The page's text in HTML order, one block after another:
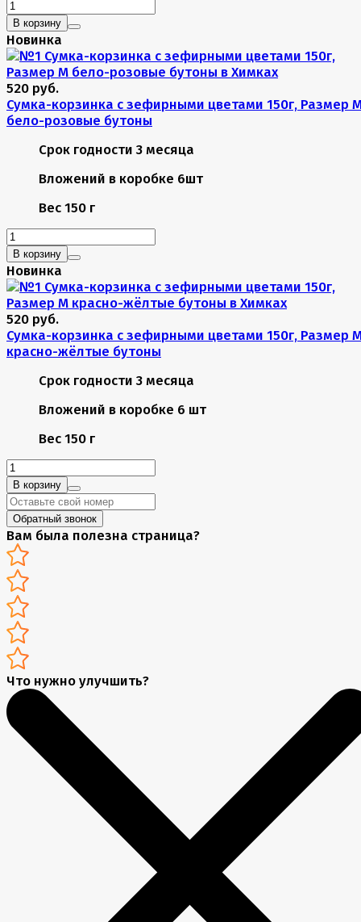
В корзину
Новинка
520 руб.
Сумка-корзинка с зефирными цветами 150г, Размер
бело-розовые бутоны
Срок годности 3 месяца
Вложений в коробке 6шт
Вес 150 г
В корзину
Новинка
520 руб.
Сумка-корзинка с зефирными цветами 150г, Размер
красно-жёлтые бутоны
Срок годности 3 месяца
Вложений в коробке 6 шт
Вес 150 г
В корзину
Обратный звонок
Вам была полезна страница?
Что нужно улучшить?